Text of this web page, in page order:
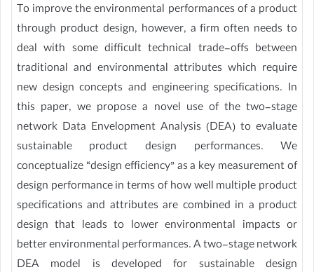
To improve the environmental performances of a product
through product design, however, a firm often needs to
deal with some difficult technical trade-offs between
traditional and environmental attributes which require
new design concepts and engineering specifications. In
this paper, we propose a novel use of the two-stage
network Data Envelopment Analysis (DEA) to evaluate
sustainable product design performances. We
conceptualize “design efficiency” as a key measurement of
design performance in terms of how well multiple product
specifications and attributes are combined in a product
design that leads to lower environmental impacts or
better environmental performances. A two-stage network
DEA model is developed for sustainable design